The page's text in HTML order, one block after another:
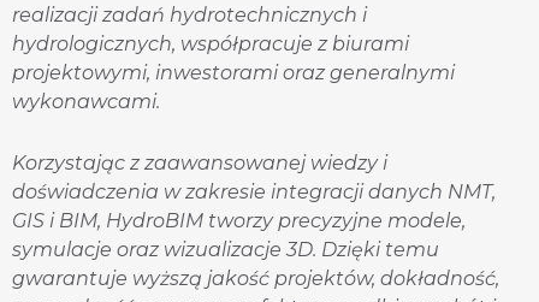
realizacji zadań hydrotechnicznych i
hydrologicznych, współpracuje z biurami
projektowymi, inwestorami oraz generalnymi
wykonawcami.
Korzystając z zaawansowanej wiedzy i
doświadczenia w zakresie integracji danych NMT,
GIS i BIM, HydroBIM tworzy precyzyjne modele,
symulacje oraz wizualizacje 3D. Dzięki temu
gwarantuje wyższą jakość projektów, dokładność,